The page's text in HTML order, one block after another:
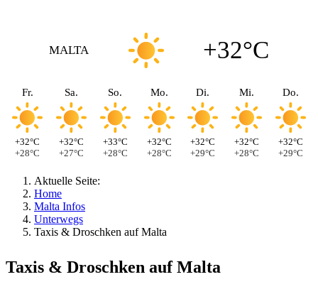
MALTA +32°C
Fr.
+32°C
+28°C
Sa.
+32°C
+27°C
So.
+33°C
+28°C
Mo.
+32°C
+28°C
Di.
+32°C
+29°C
Mi.
+32°C
+28°C
Do.
+32°C
+29°C
Aktuelle Seite:
Home
Malta Infos
Unterwegs
Taxis & Droschken auf Malta
Taxis & Droschken auf Malta